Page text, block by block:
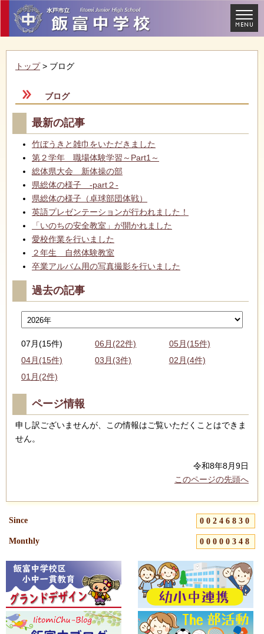
Since 00246830
Monthly 00000348
トップ> ブログ
ブログ
最新の記事
竹ぼうきと雑巾をいただきました
第２学年 職場体験学習～Part1～
総体県大会 新体操の部
県総体の様子 -part２-
県総体の様子（卓球部団体戦）
英語プレゼンテーションが行われました！
「いのちの安全教室」が開かれました
愛校作業を行いました
２年生 自然体験教室
卒業アルバム用の写真撮影を行いました
過去の記事
07月(15件) 06月(22件)
05月(15件)
04月(15件)
03月(3件)
02月(4件)
01月(2件)
ページ情報
申し訳ございませんが、この情報はご覧いただくことはできま
せん。
令和8年8月9日
このページの先頭へ